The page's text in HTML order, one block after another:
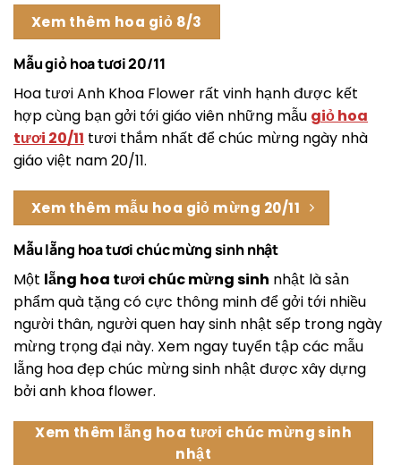
Xem thêm hoa giỏ 8/3
Mẫu giỏ hoa tươi 20/11
Hoa tươi Anh Khoa Flower rất vinh hạnh được kết
hợp cùng bạn gởi tới giáo viên những mẫu giỏ hoa
tươi 20/11 tươi thắm nhất để chúc mừng ngày nhà
giáo việt nam 20/11.
Xem thêm mẫu hoa giỏ mừng 20/11
Mẫu lẵng hoa tươi chúc mừng sinh nhật
Một lẵng hoa tươi chúc mừng sinh nhật là sản
phẩm quà tặng có cực thông minh để gởi tới nhiều
người thân, người quen hay sinh nhật sếp trong ngày
mừng trọng đại này. Xem ngay tuyển tập các mẫu
lẵng hoa đẹp chúc mừng sinh nhật được xây dựng
bởi anh khoa flower.
Xem thêm lẵng hoa tươi chúc mừng sinh
nhật